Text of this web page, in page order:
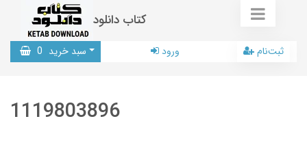
کتاب دانلود
سبد خرید 0 ورود ثبت‌نام
1119803896